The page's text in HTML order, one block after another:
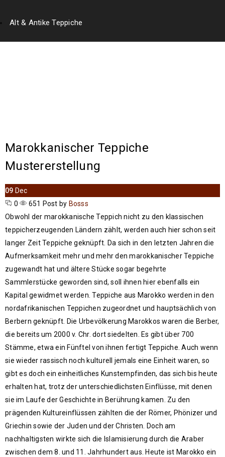
Alt & Antike Teppiche
Marokkanischer Teppiche
Mustererstellung
09 Dec
0
651 Post by Bosss
Obwohl der marokkanische Teppich nicht zu den klassischen
teppicherzeugenden Ländern zählt, werden auch hier schon seit
langer Zeit Teppiche geknüpft. Da sich in den letzten Jahren die
Aufmerksamkeit mehr und mehr den marokkanischer Teppiche
zugewandt hat und ältere Stücke sogar begehrte
Sammlerstücke geworden sind, soll ihnen hier ebenfalls ein
Kapital gewidmet werden. Teppiche aus Marokko werden in den
nordafrikanischen Teppichen zugeordnet und hauptsächlich von
Berbern geknüpft. Die Urbevölkerung Marokkos waren die Berber,
die bereits um 2000 v. Chr. dort siedelten. Es gibt über 700
Stämme, etwa ein Fünftel von ihnen fertigt Teppiche. Auch wenn
sie wieder rassisch noch kulturell jemals eine Einheit waren, so
gibt es doch ein einheitliches Kunstempfinden, das sich bis heute
erhalten hat, trotz der unterschiedlichsten Einflüsse, mit denen
sie im Laufe der Geschichte in Berührung kamen. Zu den
prägenden Kultureinflüssen zählten die der Römer, Phönizer und
Griechin sowie der Juden und der Christen. Doch am
nachhaltigsten wirkte sich die Islamisierung durch die Araber
zwischen dem 8. und 11. Jahrhundert aus. Heute ist Marokko ein